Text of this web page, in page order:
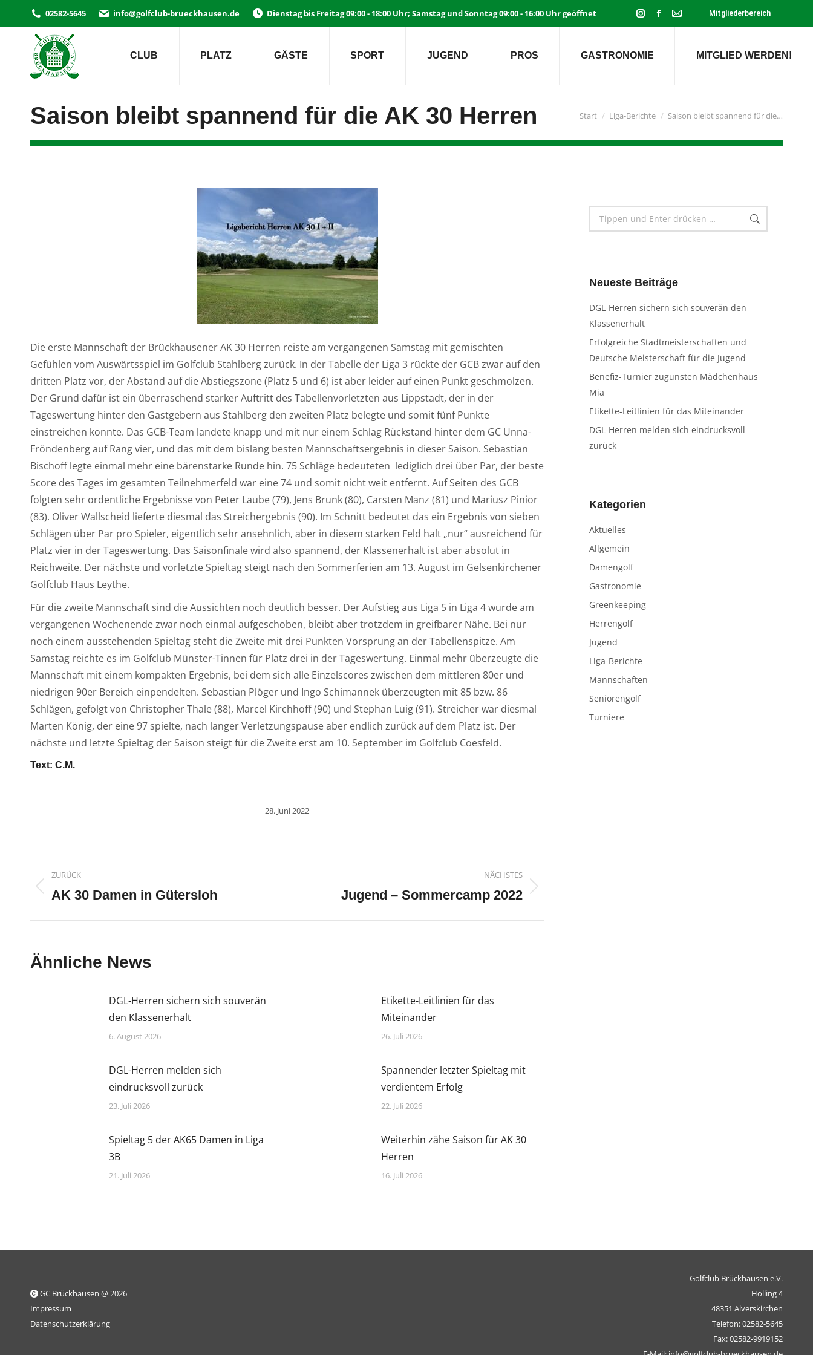
02582-5645 info@golfclub-brueckhausen.de Dienstag bis Freitag 09:00 - 18:00 Uhr; Samstag und Sonntag 09:00 - 16:00 Uhr geöffnet
Instagram
opens
Facebook
E-
page
window
Mitgliederbereich
CLUB PLATZ GÄSTE SPORT JUGEND PROS GASTRONOMIE MITGLIED WERDEN!
Saison bleibt spannend für die AK 30 Herren Sie befinden sich hier:
Start Liga-Berichte Saison bleibt spannend für die…
Die erste Mannschaft der Brückhausener AK 30 Herren reiste am vergangenen Samstag mit gemischten
Gefühlen vom Auswärtsspiel im Golfclub Stahlberg zurück. In der Tabelle der Liga 3 rückte der GCB zwar auf den
dritten Platz vor, der Abstand auf die Abstiegszone (Platz 5 und 6) ist aber leider auf einen Punkt geschmolzen.
Der Grund dafür ist ein überraschend starker Auftritt des Tabellenvorletzten aus Lippstadt, der in der
Tageswertung hinter den Gastgebern aus Stahlberg den zweiten Platz belegte und somit fünf Punkte
einstreichen konnte. Das GCB-Team landete knapp und mit nur einem Schlag Rückstand hinter dem GC Unna-
Fröndenberg auf Rang vier, und das mit dem bislang besten Mannschaftsergebnis in dieser Saison. Sebastian
Bischoff legte einmal mehr eine bärenstarke Runde hin. 75 Schläge bedeuteten lediglich drei über Par, der beste
Score des Tages im gesamten Teilnehmerfeld war eine 74 und somit nicht weit entfernt. Auf Seiten des GCB
folgten sehr ordentliche Ergebnisse von Peter Laube (79), Jens Brunk (80), Carsten Manz (81) und Mariusz Pinior
(83). Oliver Wallscheid lieferte diesmal das Streichergebnis (90). Im Schnitt bedeutet das ein Ergebnis von sieben
Schlägen über Par pro Spieler, eigentlich sehr ansehnlich, aber in diesem starken Feld halt „nur“ ausreichend für
Platz vier in der Tageswertung. Das Saisonfinale wird also spannend, der Klassenerhalt ist aber absolut in
Reichweite. Der nächste und vorletzte Spieltag steigt nach den Sommerferien am 13. August im Gelsenkirchener
Golfclub Haus Leythe.
Für die zweite Mannschaft sind die Aussichten noch deutlich besser. Der Aufstieg aus Liga 5 in Liga 4 wurde am
vergangenen Wochenende zwar noch einmal aufgeschoben, bleibt aber trotzdem in greifbarer Nähe. Bei nur
noch einem ausstehenden Spieltag steht die Zweite mit drei Punkten Vorsprung an der Tabellenspitze. Am
Samstag reichte es im Golfclub Münster-Tinnen für Platz drei in der Tageswertung. Einmal mehr überzeugte die
Mannschaft mit einem kompakten Ergebnis, bei dem sich alle Einzelscores zwischen dem mittleren 80er und
niedrigen 90er Bereich einpendelten. Sebastian Plöger und Ingo Schimannek überzeugten mit 85 bzw. 86
Schlägen, gefolgt von Christopher Thale (88), Marcel Kirchhoff (90) und Stephan Luig (91). Streicher war diesmal
Marten König, der eine 97 spielte, nach langer Verletzungspause aber endlich zurück auf dem Platz ist. Der
nächste und letzte Spieltag der Saison steigt für die Zweite erst am 10. September im Golfclub Coesfeld.
Text: C.M.
28. Juni 2022
Kommentarnavigation
ZURÜCK
Vorheriger
AK 30 Damen in Gütersloh
NÄCHSTES
NächsterJugend – Sommercamp 2022
Ähnliche News
DGL-Herren sichern sich souverän
den Klassenerhalt
6. August 2026
Etikette-Leitlinien für das
Miteinander
26. Juli 2026
DGL-Herren melden sich
eindrucksvoll zurück
23. Juli 2026
Spannender letzter Spieltag mit
verdientem Erfolg
22. Juli 2026
Spieltag 5 der AK65 Damen in Liga
3B
21. Juli 2026
Weiterhin zähe Saison für AK 30
Herren
16. Juli 2026
Search:
Neueste Beiträge
DGL-Herren sichern sich souverän den
Klassenerhalt
Erfolgreiche Stadtmeisterschaften und
Deutsche Meisterschaft für die Jugend
Benefiz-Turnier zugunsten Mädchenhaus
Mia
Etikette-Leitlinien für das Miteinander
DGL-Herren melden sich eindrucksvoll
zurück
Kategorien
Aktuelles
Allgemein
Damengolf
Gastronomie
Greenkeeping
Herrengolf
Jugend
Liga-Berichte
Mannschaften
Seniorengolf
Turniere
GC Brückhausen @ 2026
Impressum
Datenschutzerklärung
Golfclub Brückhausen e.V.
Holling 4
48351 Alverskirchen
Telefon: 02582-5645
Fax: 02582-9919152